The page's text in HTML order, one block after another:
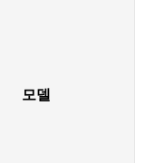
모델